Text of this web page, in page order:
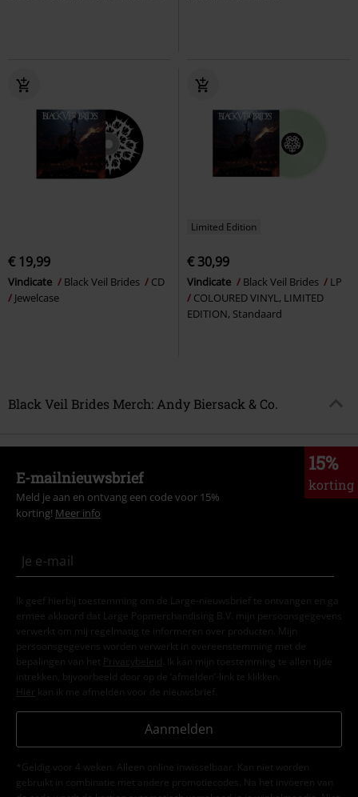
€ 19,99
Vindicate Black Veil Brides
CD
Jewelcase
Limited Edition
€ 30,99
Vindicate Black Veil Brides
LP
COLOURED VINYL, LIMITED
EDITION, Standaard
Black Veil Brides Merch: Andy Biersack & Co.
15%
korting
E-mailnieuwsbrief
Meld je aan en ontvang een code voor 15%
korting! Meer info
Ik geef hierbij toestemming om de Large-nieuwsbrief te ontvangen en ga
ermee akkoord dat Large Popmerchandising B.V. mijn persoonsgegevens
verwerkt om mij regelmatig te informeren over producten. Mijn
persoonsgegevens worden verwerkt in overeenstemming met de
bepalingen van het
Privacybeleid . Ik kan mijn toestemming te allen tijde
intrekken, bijvoorbeeld door op de ‘afmelden’-link te klikken.
Hier kan ik me afmelden voor de nieuwsbrief.
Aanmelden
*Geldig voor 4 weken. Alleen online inwisselbaar. Kan niet worden
gebruikt in combinatie met andere promotiecodes. Na het invoeren van